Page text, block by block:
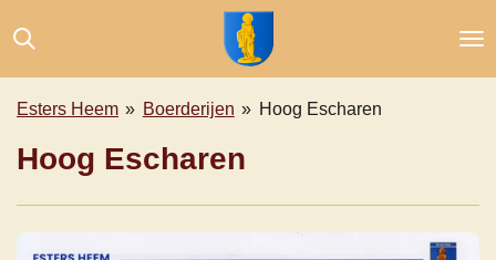
direct
naar
de
Esters Heem » Boerderijen » Hoog Escharen
Hoog Escharen